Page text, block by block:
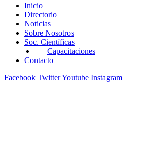
Inicio
Directorio
Noticias
Sobre Nosotros
Soc. Científicas
Capacitaciones
Contacto
Facebook TwitterYoutube Instagram